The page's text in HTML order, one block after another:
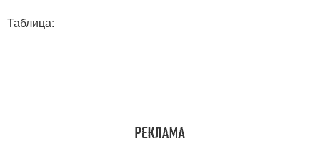
Таблица: